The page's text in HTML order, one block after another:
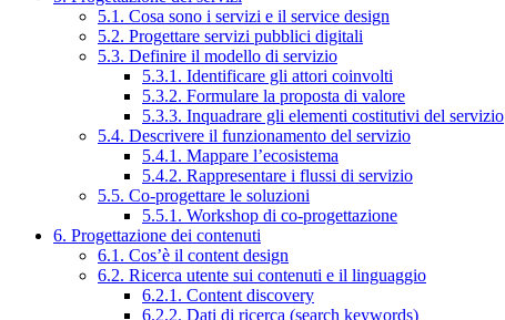
5.1. Cosa sono i servizi e il service design
5.2. Progettare servizi pubblici digitali
5.3. Definire il modello di servizio
5.3.1. Identificare gli attori coinvolti
5.3.2. Formulare la proposta di valore
5.3.3. Inquadrare gli elementi costitutivi del servizio
5.4. Descrivere il funzionamento del servizio
5.4.1. Mappare l’ecosistema
5.4.2. Rappresentare i flussi di servizio
5.5. Co-progettare le soluzioni
5.5.1. Workshop di co-progettazione
6. Progettazione dei contenuti
6.1. Cos’è il content design
6.2. Ricerca utente sui contenuti e il linguaggio
6.2.1. Content discovery
6.2.2. Dati di ricerca (search keywords)